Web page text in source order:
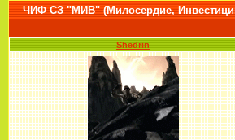
ЧИФ СЗ "МИВ" (Милосердие,
Shedrin